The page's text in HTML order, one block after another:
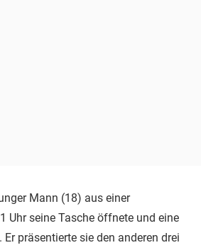
Mann (18) aus einer
Uhr seine Tasche öffnete und eine
präsentierte sie den anderen drei